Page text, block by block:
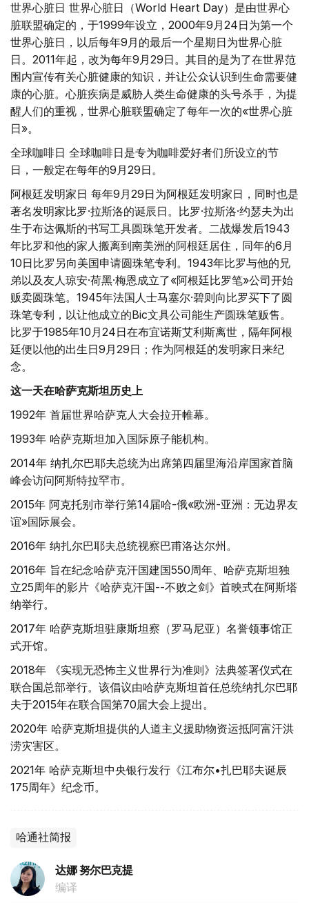
世界心脏日 世界心脏日（World Heart Day）是由世界心
脏联盟确定的，于1999年设立，2000年9月24日为第一个
世界心脏日，以后每年9月的最后一个星期日为世界心脏
日。2011年起，改为每年9月29日。其目的是为了在世界范
围内宣传有关心脏健康的知识，并让公众认识到生命需要健
康的心脏。心脏疾病是威胁人类生命健康的头号杀手，为提
醒人们的重视，世界心脏联盟确定了每年一次的«世界心脏
日»。
全球咖啡日 全球咖啡日是专为咖啡爱好者们所设立的节
日，一般定在每年的9月29日。
阿根廷发明家日 每年9月29日为阿根廷发明家日，同时也是
著名发明家比罗·拉斯洛的诞辰日。比罗·拉斯洛·约瑟夫为出
生于布达佩斯的书写工具圆珠笔开发者。二战爆发后1943
年比罗和他的家人搬离到南美洲的阿根廷居住，同年的6月
10日比罗另向美国申请圆珠笔专利。1943年比罗与他的兄
弟以及友人琼安·荷黑·梅恩成立了«阿根廷比罗笔»公司开始
贩卖圆珠笔。1945年法国人士马塞尔·碧则向比罗买下了圆
珠笔专利，以让他成立的Bic文具公司能生产圆珠笔贩售。
比罗于1985年10月24日在布宜诺斯艾利斯离世，隔年阿根
廷便以他的出生日9月29日；作为阿根廷的发明家日来纪
念。
这一天在哈萨克斯坦历史上
1992年 首届世界哈萨克人大会拉开帷幕。
1993年 哈萨克斯坦加入国际原子能机构。
2014年 纳扎尔巴耶夫总统为出席第四届里海沿岸国家首脑
峰会访问阿斯特拉罕市。
2015年 阿克托别市举行第14届哈-俄«欧洲-亚洲：无边界友
谊»国际展会。
2016年 纳扎尔巴耶夫总统视察巴甫洛达尔州。
2016年 旨在纪念哈萨克汗国建国550周年、哈萨克斯坦独
立25周年的影片《哈萨克汗国--不败之剑》首映式在阿斯塔
纳举行。
2017年 哈萨克斯坦驻康斯坦察（罗马尼亚）名誉领事馆正
式开馆。
2018年 《实现无恐怖主义世界行为准则》法典签署仪式在
联合国总部举行。该倡议由哈萨克斯坦首任总统纳扎尔巴耶
夫于2015年在联合国第70届大会上提出。
2020年 哈萨克斯坦提供的人道主义援助物资运抵阿富汗洪
涝灾害区。
2021年 哈萨克斯坦中央银行发行《江布尔•扎巴耶夫诞辰
175周年》纪念币。
哈通社简报
达娜 努尔巴克提
编译